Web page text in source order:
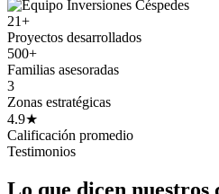
21+
Proyectos desarrollados
500+
Familias asesoradas
3
Zonas estratégicas
4.9★
Calificación promedio
Testimonios
Lo que dicen nuestros